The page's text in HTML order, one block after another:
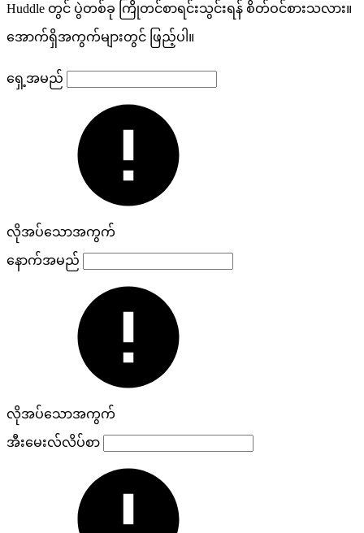
Huddle တွင် ပွဲတစ်ခု ကြိုတင်စာရင်းသွင်းရန် စိတ်ဝင်စားသလား။
အောက်ရှိအကွက်များတွင် ဖြည့်ပါ။
ရှေ့အမည်
လိုအပ်သောအကွက်
နောက်အမည်
လိုအပ်သောအကွက်
အီးမေးလ်လိပ်စာ